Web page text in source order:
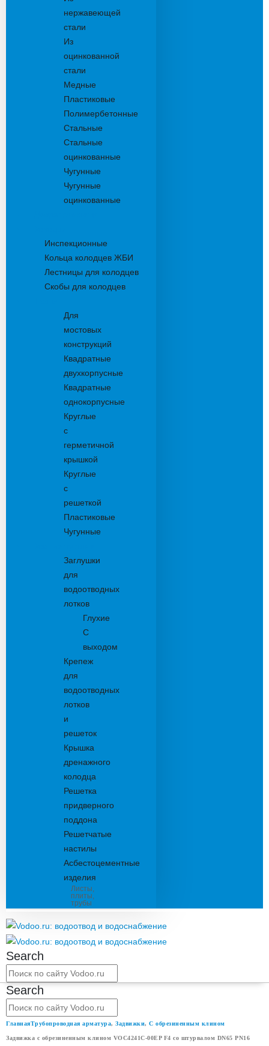
нержавеющей
стали
Из
оцинкованной
стали
Медные
Пластиковые
Полимербетонные
Стальные
Стальные
оцинкованные
Чугунные
Чугунные
оцинкованные
Инспекционные
Кольца колодцев ЖБИ
Лестницы для колодцев
Скобы для колодцев
Для
мостовых
конструкций
Квадратные
двухкорпусные
Квадратные
однокорпусные
Круглые
с
герметичной
крышкой
Круглые
с
решеткой
Пластиковые
Чугунные
Заглушки
для
водоотводных
лотков
Глухие
С
выходом
Крепеж
для
водоотводных
лотков
и
решеток
Крышка
дренажного
колодца
Решетка
придверного
поддона
Решетчатые
настилы
Асбестоцементные
изделия
Листы,
плиты,
трубы
Search
Search
ГлавнаяТрубопроводная арматура, Задвижки, С обрезиненным клином
Задвижка с обрезиненным клином VOC4241C-00EP F4 со штурвалом DN65 PN16